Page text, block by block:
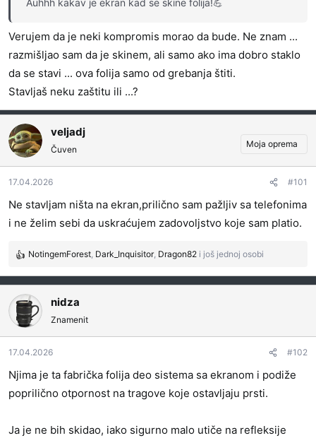
Verujem da je neki kompromis morao da bude. Ne znam ...
razmišljao sam da je skinem, ali samo ako ima dobro staklo
da se stavi ... ova folija samo od grebanja štiti.
Stavljaš neku zaštitu ili ...?
veljadj
Čuven
Moja oprema
17.04.2026 #101
Ne stavljam ništa na ekran,prilično sam pažljiv sa telefonima
i ne želim sebi da uskraćujem zadovoljstvo koje sam platio.
R
e
a
g
o
v
a
n
a
:
NotingemForest, Dark_Inquisitor, Dragon82 i još jednoj osobi
nidza
Znamenit
17.04.2026 #102
Njima je ta fabrička folija deo sistema sa ekranom i podiže
poprilično otpornost na tragove koje ostavljaju prsti.
Ja je ne bih skidao, iako sigurno malo utiče na refleksije